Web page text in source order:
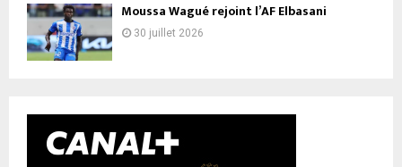
Moussa Wagué rejoint l’AF Elbasani
30 juillet 2026